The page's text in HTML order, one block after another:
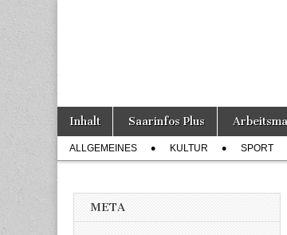
Hauptmenü
Weiter zum Inhalt
Inhalt Saarinfos Plus
Untermenü
ALLGEMEINES KULTUR SPORT
META